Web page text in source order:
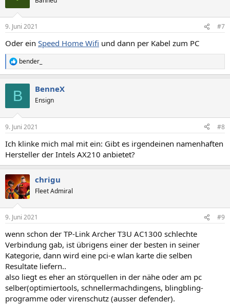
e
:
9. Juni 2021 #7
Oder ein Speed Home Wifi und dann per Kabel zum PC
R
e
e
:
bender_
B BenneX
Ensign
9. Juni 2021 #8
Ich klinke mich mal mit ein: Gibt es irgendeinen namenhaften
Hersteller der Intels AX210 anbietet?
chrigu
Fleet Admiral
9. Juni 2021 #9
wenn schon der TP-Link Archer T3U AC1300 schlechte
Verbindung gab, ist übrigens einer der besten in seiner
Kategorie, dann wird eine pci-e wlan karte die selben
Resultate liefern..
also liegt es eher an störquellen in der nähe oder am pc
selber(optimiertools, schnellermachdingens, blingbling-
programme oder virenschutz (ausser defender).